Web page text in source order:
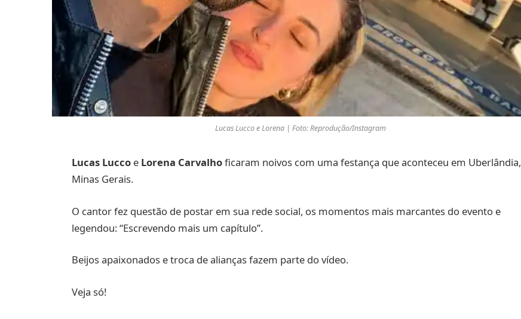
Lucas Lucco e Lorena | Foto: Reprodução/Instagram
Lucas Luccoe Lorena Carvalhoficaram noivos com uma festança que aconteceu em Uberlândia,
Minas Gerais.
O cantor fez questão de postar em sua rede social, os momentos mais marcantes do evento e
legendou: “Escrevendo mais um capítulo”.
Beijos apaixonados e troca de alianças fazem parte do vídeo.
Veja só!